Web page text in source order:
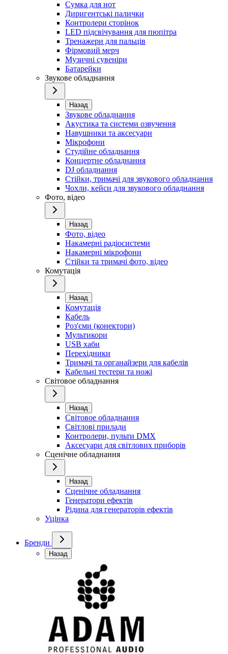
Сумка для нот
Диригентські палички
Контролери сторінок
LED підсвічування для пюпітра
Тренажери для пальців
Фірмовий мерч
Музичні сувеніри
Батарейки
Звукове обладнання
Назад
Звукове обладнання
Акустика та системи озвучення
Навушники та аксесуари
Мікрофони
Студійне обладнання
Концертне обладнання
DJ обладнання
Стійки, тримачі для звукового обладнання
Чохли, кейси для звукового обладнання
Фото, відео
Назад
Фото, відео
Накамерні радіосистеми
Накамерні мікрофони
Стійки та тримачі фото, відео
Комутація
Назад
Комутація
Кабель
Роз'єми (конектори)
Мультикори
USB хаби
Перехідники
Тримачі та органайзери для кабелів
Кабельні тестери та ножі
Світовое обладнання
Назад
Світовое обладнання
Світлові прилади
Контролери, пульти DMX
Аксесуари для світлових приборів
Сценічне обладнання
Назад
Сценічне обладнання
Генератори ефектів
Рідина для генераторів ефектів
Уцінка
Бренди
Назад